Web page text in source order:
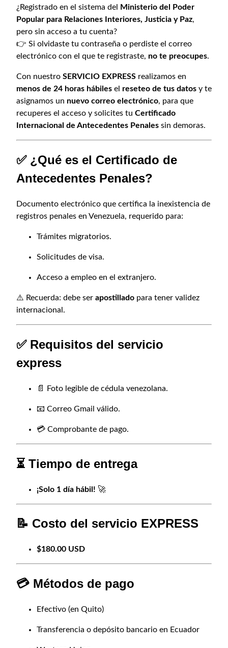
2
0
0
,
0
0
,
0
0
.
¿Registrado en el sistema del
Ministerio del Poder
Popular para Relaciones Interiores, Justicia y Paz,
pero sin acceso a tu cuenta?
👉 Si olvidaste tu contraseña o perdiste el correo
electrónico con el que te registraste, no te preocupes.
Con nuestro SERVICIO EXPRESS realizamos en
menos de 24 horas hábiles el reseteo de tus datos y te
asignamos un nuevo correo electrónico, para que
recuperes el acceso y solicites tu Certificado
Internacional de Antecedentes Penales sin demoras.
✅ ¿Qué es el Certificado de
Antecedentes Penales?
Documento electrónico que certifica la inexistencia de
registros penales en Venezuela, requerido para:
Trámites migratorios.
Solicitudes de visa.
Acceso a empleo en el extranjero.
⚠️ Recuerda: debe ser apostillado para tener validez
internacional.
✅ Requisitos del servicio
express
📄 Foto legible de cédula venezolana.
📧 Correo Gmail válido.
💳 Comprobante de pago.
⏳ Tiempo de entrega
¡Solo 1 día hábil! 🚀
📝 Costo del servicio EXPRESS
$180.00 USD
💳 Métodos de pago
Efectivo (en Quito)
Transferencia o depósito bancario en Ecuador